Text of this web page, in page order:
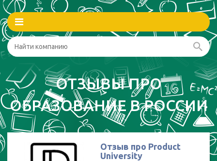
ОТЗЫВЫ ПРО
ОБРАЗОВАНИЕ В РОССИИ
Отзыв про Product
University